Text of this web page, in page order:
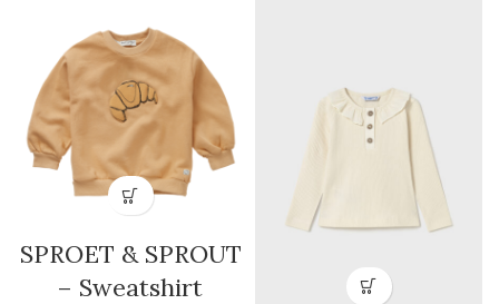
SPROET & SPROUT
– Sweatshirt